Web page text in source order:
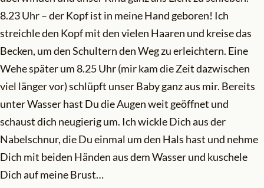
8.23 Uhr – der Kopf ist in meine Hand geboren! Ich
streichle den Kopf mit den vielen Haaren und kreise das
Becken, um den Schultern den Weg zu erleichtern. Eine
Wehe später um 8.25 Uhr (mir kam die Zeit dazwischen
viel länger vor) schlüpft unser Baby ganz aus mir. Bereits
unter Wasser hast Du die Augen weit geöffnet und
schaust dich neugierig um. Ich wickle Dich aus der
Nabelschnur, die Du einmal um den Hals hast und nehme
Dich mit beiden Händen aus dem Wasser und kuschele
Dich auf meine Brust…